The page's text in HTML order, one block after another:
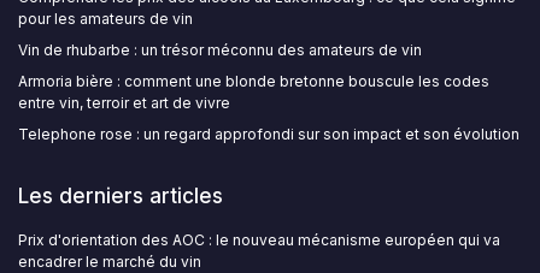
pour les amateurs de vin
Vin de rhubarbe : un trésor méconnu des amateurs de vin
Armoria bière : comment une blonde bretonne bouscule les codes
entre vin, terroir et art de vivre
Telephone rose : un regard approfondi sur son impact et son évolution
Les derniers articles
Prix d'orientation des AOC : le nouveau mécanisme européen qui va
encadrer le marché du vin